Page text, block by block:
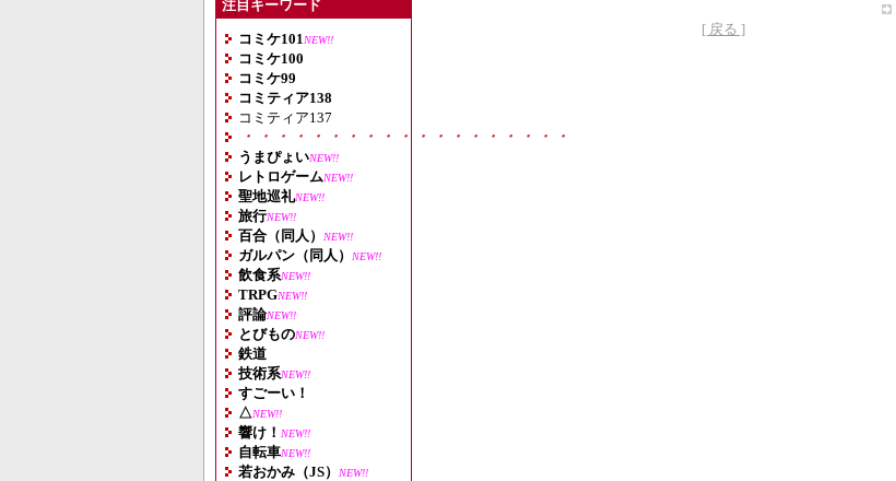
注目キーワード
コミケ101 NEW!!
コミケ100
コミケ99
コミティア138
コミティア137
・・・・・・・・・・・・・・・・・・・
うまぴょいNEW!!
レトロゲームNEW!!
聖地巡礼NEW!!
旅行NEW!!
百合（同人） NEW!!
ガルパン（同人） NEW!!
飲食系NEW!!
TRPGNEW!!
評論NEW!!
とびものNEW!!
鉄道
技術系NEW!!
すごーい！
△NEW!!
響け！ NEW!!
自転車NEW!!
若おかみ（JS） NEW!!
[ 戻る ]